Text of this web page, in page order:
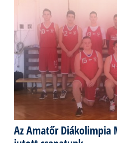
Az Amatőr Diákolimpia